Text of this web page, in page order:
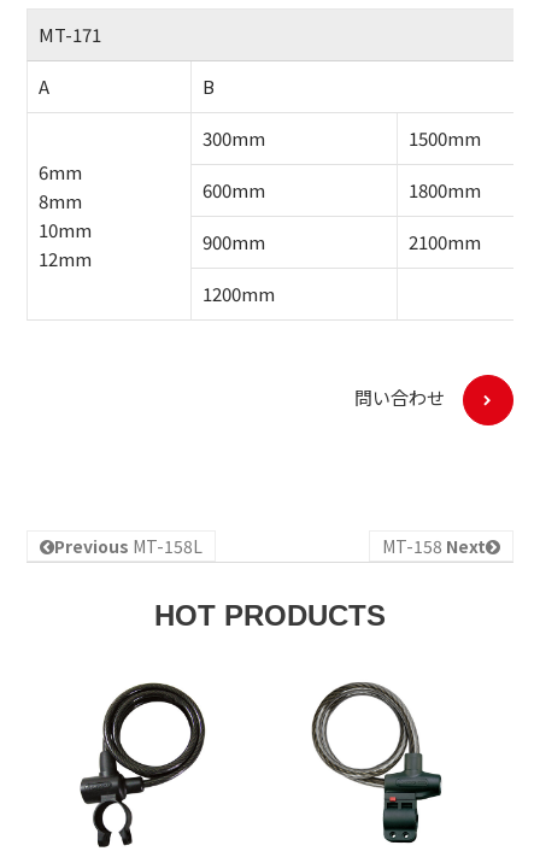
MT-171
A B
6mm
8mm
10mm
12mm
300mm 1500mm
600mm 1800mm
900mm 2100mm
1200mm
問い合わせ
Previous MT-158L MT-158 Next
HOT PRODUCTS